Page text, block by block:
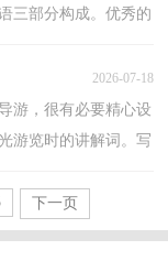
三部分构成。优秀的
2026-07-18
游，很有必要精心设
游览时的讲解词。写
下一页